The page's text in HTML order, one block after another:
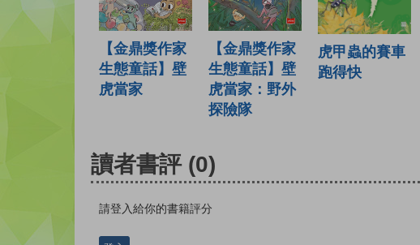
【金鼎獎作家
生態童話】壁
虎當家
【金鼎獎作家
生態童話】壁
虎當家：野外
探險隊
虎甲蟲的賽車
跑得快
讀者書評 (0)
請登入給你的書籍評分